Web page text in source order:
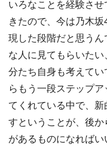
いろなことを経験さ
きたので、今は乃木
現した段階だと思う
な人に見てもらいた
分たち自身も考えて
らもう一段ステップ
てくれている中で、
すということが、後
があるものになればい